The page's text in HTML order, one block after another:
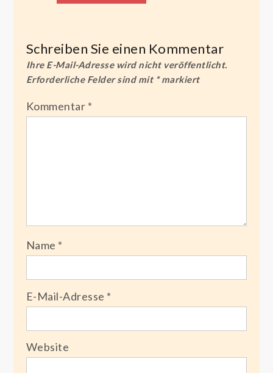
Schreiben Sie einen Kommentar
Ihre E-Mail-Adresse wird nicht veröffentlicht.
Erforderliche Felder sind mit *markiert
Kommentar *
Name *
E-Mail-Adresse *
Website